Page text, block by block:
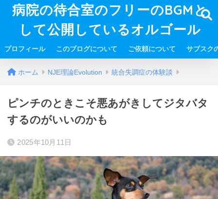
病院の待合室のフリーのBGMと
して公開しているオルゴール
プロフィール このブログについて ご依頼について サブスク
ホーム NJE理論Evolution 統合失調症の体験談
ピンチのときこそ悪あがきしてジタバタ
するのがいいのかも
2025年10月11日